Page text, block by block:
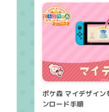
ポケ森 マイデザイン
ンロード手順